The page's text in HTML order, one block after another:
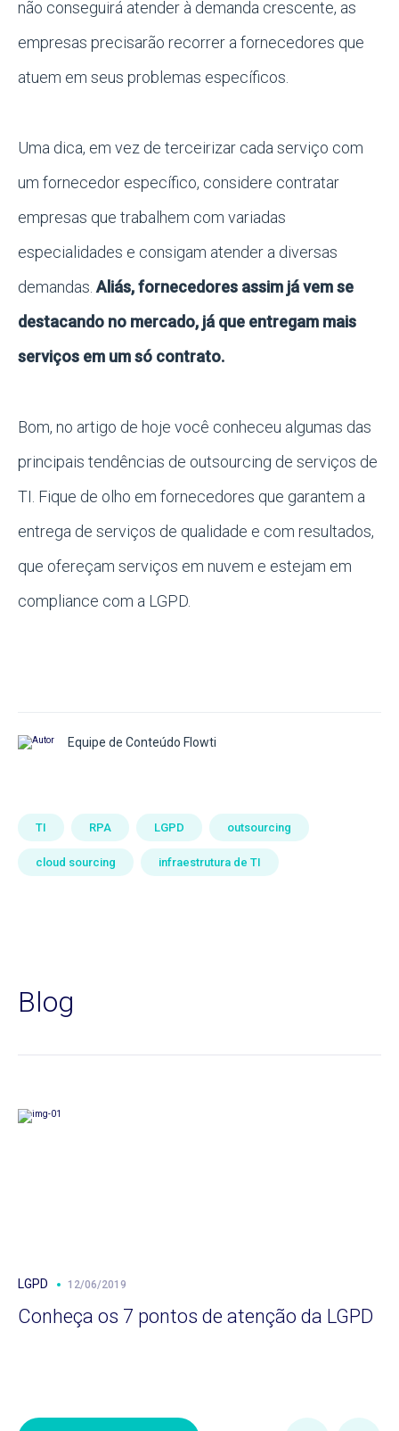
não conseguirá atender à demanda crescente, as
empresas precisarão recorrer a fornecedores que
atuem em seus problemas específicos.
Uma dica, em vez de terceirizar cada serviço com
um fornecedor específico, considere contratar
empresas que trabalhem com variadas
especialidades e consigam atender a diversas
demandas. Aliás, fornecedores assim já vem se
destacando no mercado, já que entregam mais
serviços em um só contrato.
Bom, no artigo de hoje você conheceu algumas das
principais tendências de outsourcing de serviços de
TI. Fique de olho em fornecedores que garantem a
entrega de serviços de qualidade e com resultados,
que ofereçam serviços em nuvem e estejam em
compliance com a LGPD.
Equipe de Conteúdo Flowti
TI RPA LGPD outsourcing
cloud sourcing infraestrutura de TI
Blog
LGPD 12/06/2019
Conheça os 7 pontos de atenção da LGPD